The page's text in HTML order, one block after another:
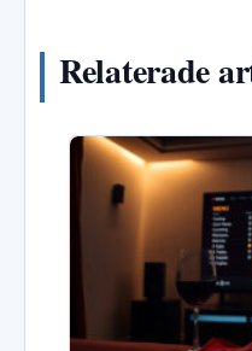
Relaterade